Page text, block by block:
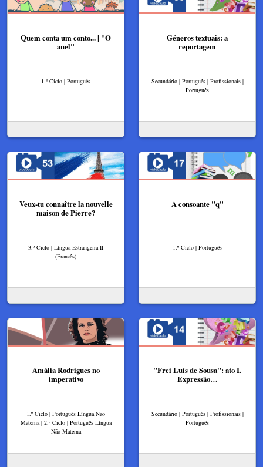
Quem conta um conto... | "O
anel"
1.º Ciclo | Português
Géneros textuais: a
reportagem
Secundário | Português | Profissionais |
Português
Veux-tu connaître la nouvelle
maison de Pierre?
3.º Ciclo | Língua Estrangeira II
(Francês)
A consoante "q"
1.º Ciclo | Português
Amália Rodrigues no
imperativo
1.º Ciclo | Português Língua Não
Materna | 2.º Ciclo | Português Língua
Não Materna
"Frei Luís de Sousa": ato I.
Expressão…
Secundário | Português | Profissionais |
Português